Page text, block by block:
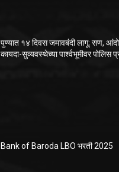
पुण्यात १४ दिवस जमावबंदी लागू; सण,
कायदा-सुव्यवस्थेच्या पार्श्वभूमीवर पोलिस
Bank of Baroda LBO भरती 2025